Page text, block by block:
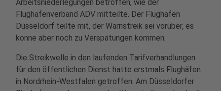
Arbeitsniederlegungen betroffen, wie der
Flughafenverband ADV mitteilte. Der Flughafen
Düsseldorf teilte mit, der Warnstreik sei vorüber, es
könne aber noch zu Verspätungen kommen.
Die Streikwelle in den laufenden Tarifverhandlungen
für den öffentlichen Dienst hatte erstmals Flughäfen
in Nordrhein-Westfalen getroffen. Am Düsseldorfer